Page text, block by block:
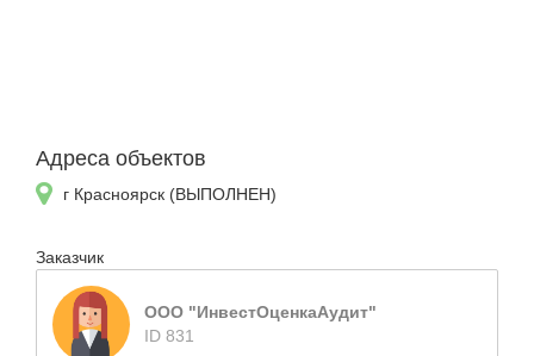
Адреса объектов
г Красноярск (ВЫПОЛНЕН)
Заказчик
ООО "ИнвестОценкаАудит"
ID 831